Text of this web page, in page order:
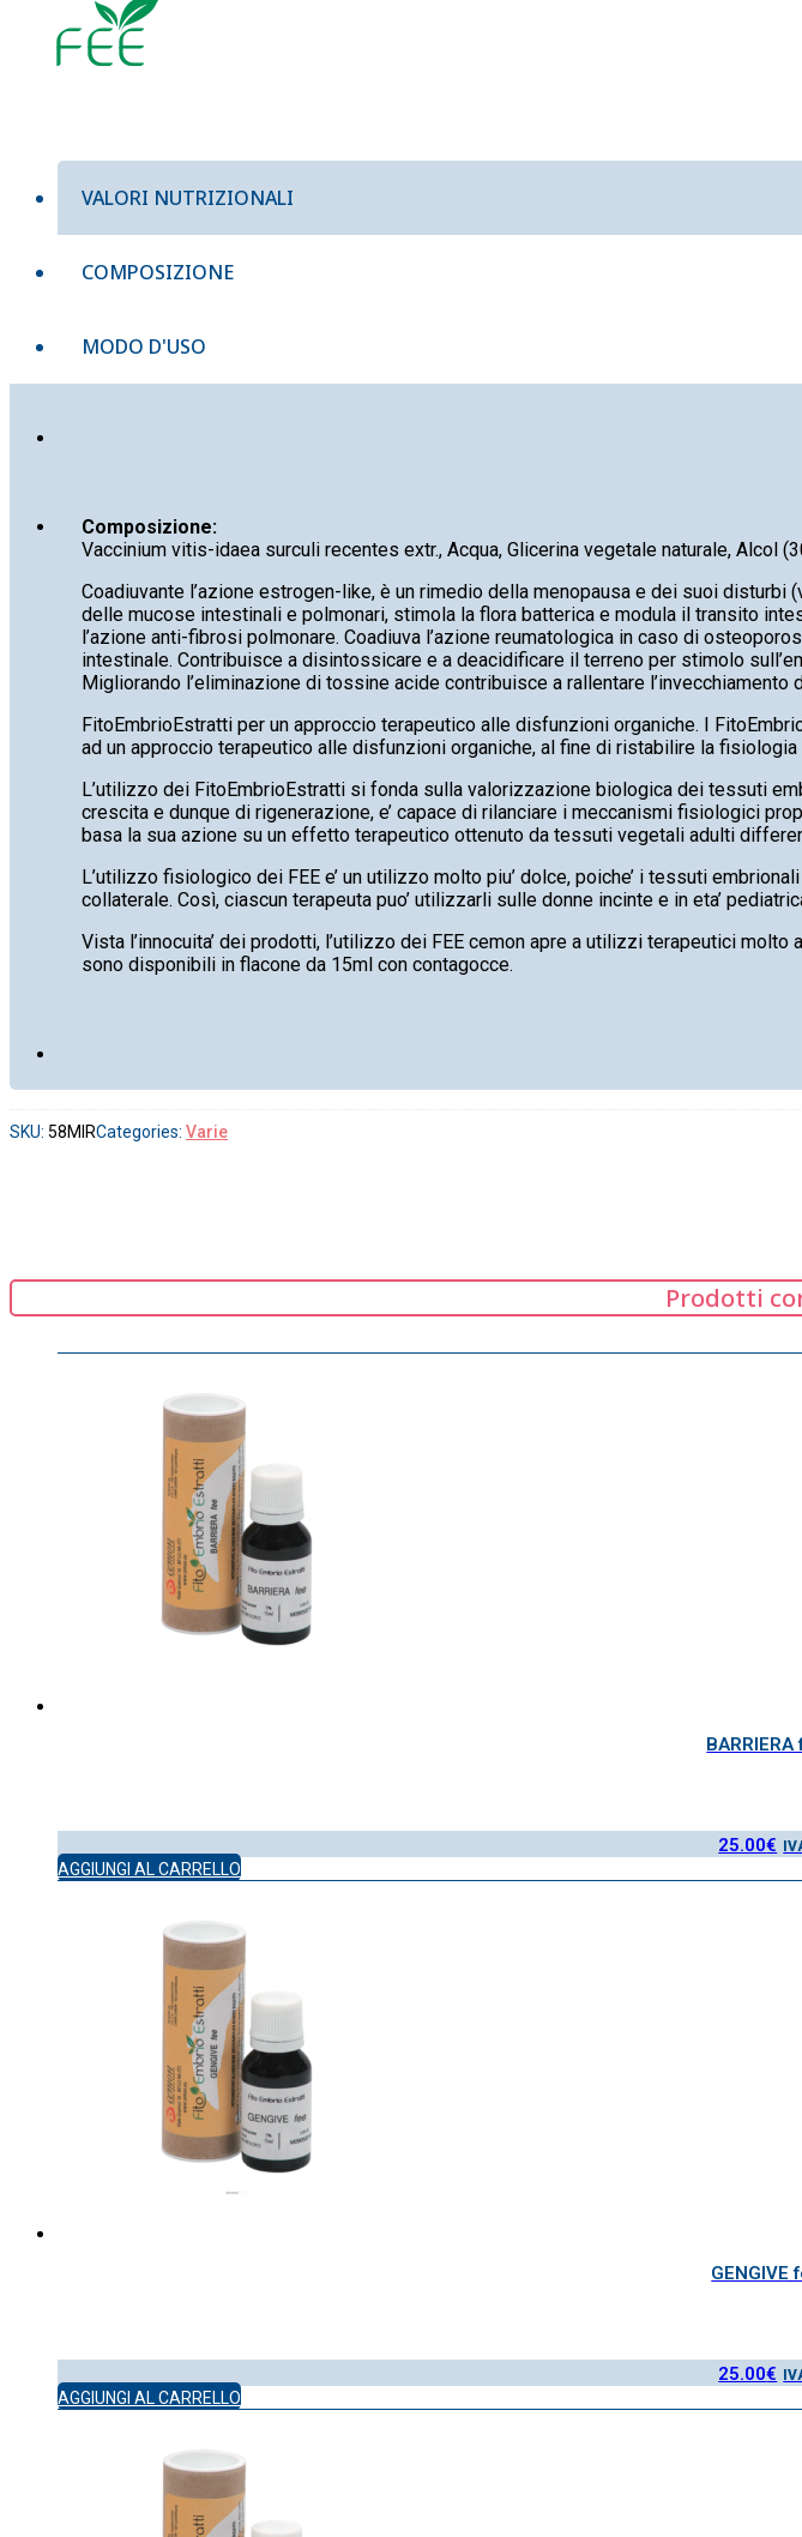
quantità
VALORI NUTRIZIONALI
COMPOSIZIONE
MODO D'USO
Composizione:
Vaccinium vitis-idaea surculi recentes extr., Acqua, Glicerina vegetale naturale, Alcol
Coadiuvante l’azione estrogen-like, è un rimedio della menopausa e dei suoi
delle mucose intestinali e polmonari, stimola la flora batterica e modula il transito
l’azione anti-fibrosi polmonare. Coadiuva l’azione reumatologica in caso di
intestinale. Contribuisce a disintossicare e a deacidificare il terreno per stimolo
Migliorando l’eliminazione di tossine acide contribuisce a rallentare l’invecchiamento
FitoEmbrioEstratti per un approccio terapeutico alle disfunzioni organiche. I
ad un approccio terapeutico alle disfunzioni organiche, al fine di ristabilire la
L’utilizzo dei FitoEmbrioEstratti si fonda sulla valorizzazione biologica dei tessuti
crescita e dunque di rigenerazione, e’ capace di rilanciare i meccanismi fisiologici
basa la sua azione su un effetto terapeutico ottenuto da tessuti vegetali adulti
L’utilizzo fisiologico dei FEE e’ un utilizzo molto piu’ dolce, poiche’ i tessuti
collaterale. Così, ciascun terapeuta puo’ utilizzarli sulle donne incinte e in eta’
Vista l’innocuita’ dei prodotti, l’utilizzo dei FEE cemon apre a utilizzi terapeutici
sono disponibili in flacone da 15ml con contagocce.
SKU: 58MIRCategories: Varie
Prodotti
25.00€
AGGIUNGI AL CARRELLO
GENGIVE
25.00€
AGGIUNGI AL CARRELLO